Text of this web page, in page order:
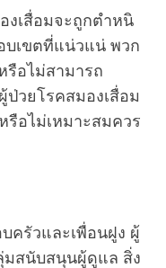
งเสื่อมจะถูกตำหนิ
บเขตที่แน่วแน่ พวก
รือไม่สามารถ
วยโรคสมองเสื่อม
รือไม่เหมาะสมควร
ครัวและเพื่อนฝูง ผู้
สนับสนุนผู้ดูแล สิ่ง